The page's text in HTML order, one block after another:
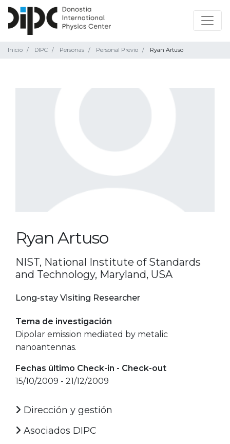
Inicio DIPC Personas Personal Previo Ryan Artuso
Ryan Artuso
NIST, National Institute of Standards
and Technology, Maryland, USA
Long-stay Visiting Researcher
Tema de investigación
Dipolar emission mediated by metalic
nanoantennas.
Fechas último Check-in - Check-out
15/10/2009 - 21/12/2009
Dirección y gestión
Asociados DIPC